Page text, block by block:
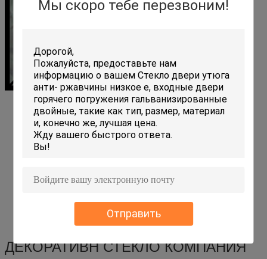
Мы скоро тебе перезвоним!
Отправить
ДЕКОРАТИВН СТЕКЛО КОМПАНИЯ